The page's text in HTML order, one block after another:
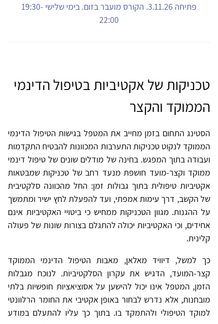
פתיחה 3.11.26. הקורס מועבר בזום. בימי שלישי 19:30-
22:00
טכניקות של אקטיביות בטיפול הדינמי
הממוקד והקצר
הסטינג התחום בזמן מחייב את המטפל בגישות הטיפול הדינמי
הממוקד לנקוט טכניקות התערבות המכוונות להבטיח התקדמות
ועבודה בתוך המפגש. בחינה של מודלים שונים של טיפול דינמי
ממוקד וקצר-מועד חושפת מנעד רחב של טכניקות שמבטאות
אקטיביות טיפולית בתוך גבולות זמן: החל מהכוונה סלקטיבית
של הקשב, דרך עימות אמפתי, ועד להפעלת לחץ ישיר ומתמשך
על ההגנות. מגוון הטכניקות ממחיש כי ביטויי האקטיביות אינם
אחידים, וכי האקטיביות יכולה להתגלם בצורות שונות של פעולה
קלינית.
כך למשל, דיוויד מאלאן, מאבות הטיפול הדינמי הממוקד
קצר-המועד, הדגיש את עקרון הסלקטיביות. לנוכח מגבלות
הזמן, המטפל אינו יכול להישען על אסוציאציות חופשיות בלתי
מובחנות, אלא נדרש לבחור באופן אקטיבי את החומר הרלוונטי
למוקד הטיפולי ולהתמקד בו. בתוך כך עליו להתעלם במודע